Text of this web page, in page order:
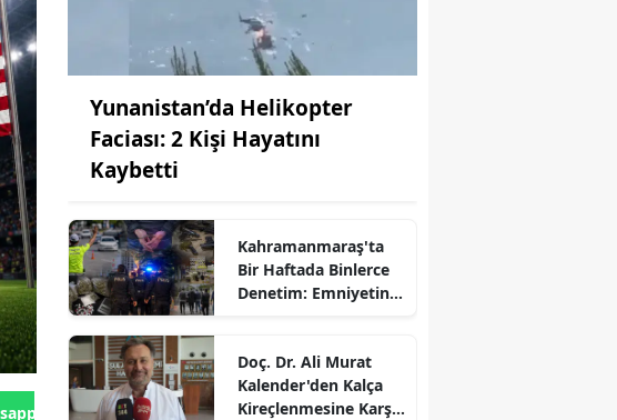
Gönder
Yunanistan’da Helikopter
Faciası: 2 Kişi Hayatını
Kaybetti
Kahramanmaraş'ta
Bir Haftada Binlerce
Denetim: Emniyetin
Doç. Dr. Ali Murat
Kalender'den Kalça
Kireçlenmesine Karşı